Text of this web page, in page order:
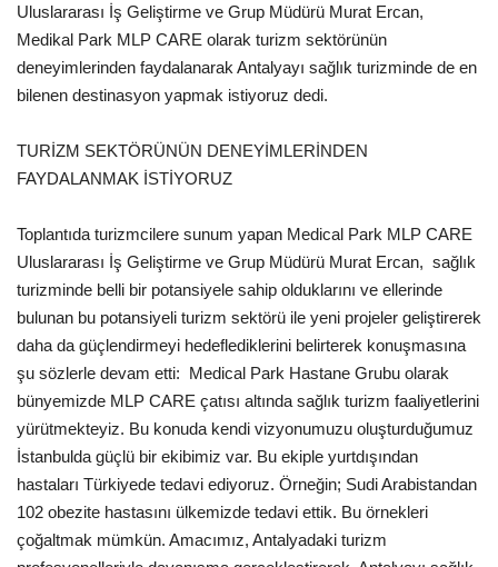
Uluslararası İş Geliştirme ve Grup Müdürü Murat Ercan,
Medikal Park MLP CARE olarak turizm sektörünün
deneyimlerinden faydalanarak Antalyayı sağlık turizminde de en
bilenen destinasyon yapmak istiyoruz dedi.
TURİZM SEKTÖRÜNÜN DENEYİMLERİNDEN
FAYDALANMAK İSTİYORUZ
Toplantıda turizmcilere sunum yapan Medical Park MLP CARE
Uluslararası İş Geliştirme ve Grup Müdürü Murat Ercan, sağlık
turizminde belli bir potansiyele sahip olduklarını ve ellerinde
bulunan bu potansiyeli turizm sektörü ile yeni projeler geliştirerek
daha da güçlendirmeyi hedeflediklerini belirterek konuşmasına
şu sözlerle devam etti:  Medical Park Hastane Grubu olarak
bünyemizde MLP CARE çatısı altında sağlık turizm faaliyetlerini
yürütmekteyiz. Bu konuda kendi vizyonumuzu oluşturduğumuz
İstanbulda güçlü bir ekibimiz var. Bu ekiple yurtdışından
hastaları Türkiyede tedavi ediyoruz. Örneğin; Sudi Arabistandan
102 obezite hastasını ülkemizde tedavi ettik. Bu örnekleri
çoğaltmak mümkün. Amacımız, Antalyadaki turizm